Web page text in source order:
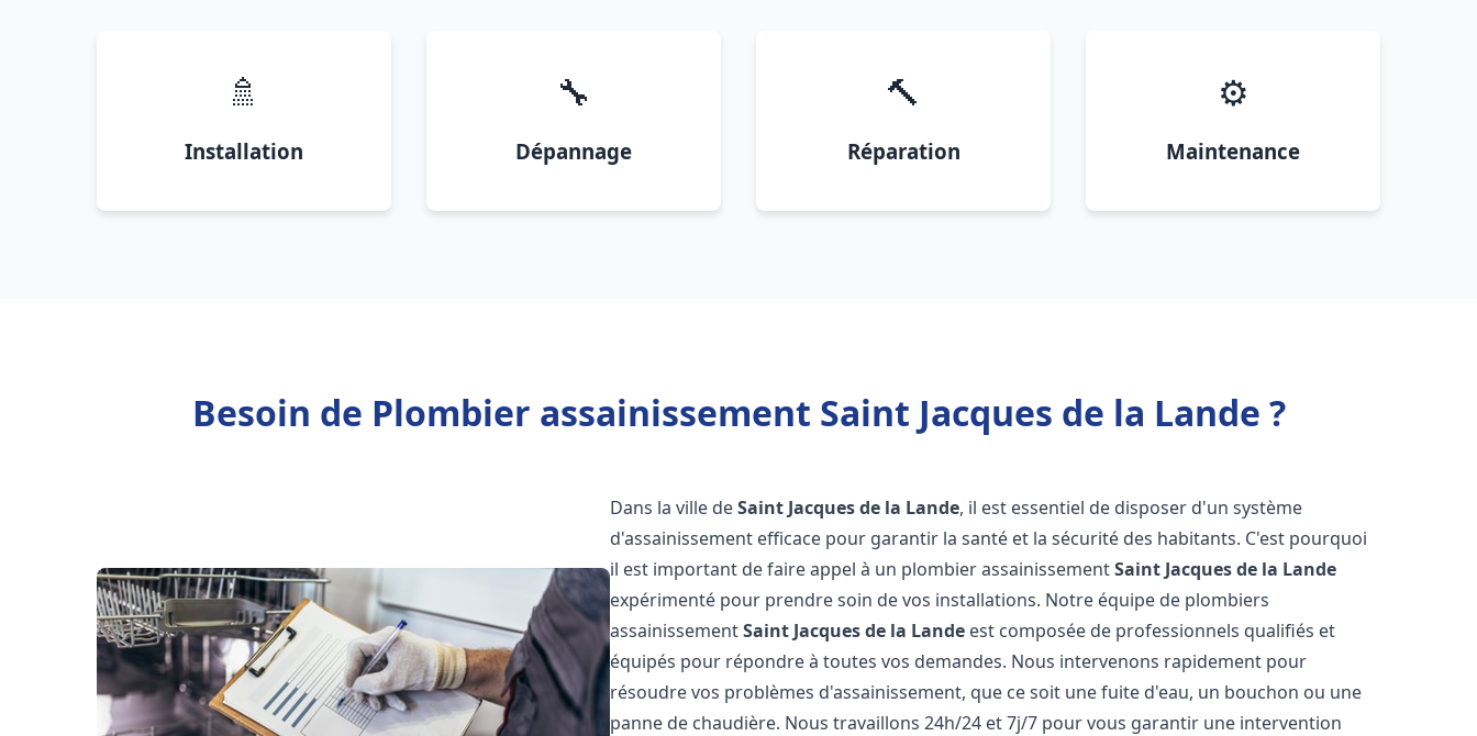
🚿
Installation
🔧
Dépannage
🔨
Réparation
⚙️
Maintenance
Besoin de Plombier assainissement Saint Jacques de la Lande ?
Dans la ville deSaint Jacques de la Lande, il est essentiel de disposer d'un système
d'assainissement efficace pour garantir la santé et la sécurité des habitants. C'est pourquoi
il est important de faire appel à un plombier assainissementSaint Jacques de la Lande
expérimenté pour prendre soin de vos installations. Notre équipe de plombiers
assainissementSaint Jacques de la Lande est composée de professionnels qualifiés et
équipés pour répondre à toutes vos demandes. Nous intervenons rapidement pour
résoudre vos problèmes d'assainissement, que ce soit une fuite d'eau, un bouchon ou une
panne de chaudière. Nous travaillons 24h/24 et 7j/7 pour vous garantir une intervention